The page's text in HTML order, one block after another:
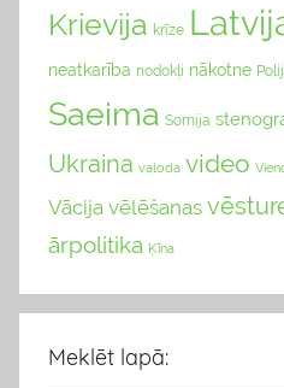
Krievija krīze
neatkarība nodokļi nākotne
Saeima Somija
Ukraina valoda video
Vācija vēlēšanas
ārpolitika Ķīna
Meklēt lapā: